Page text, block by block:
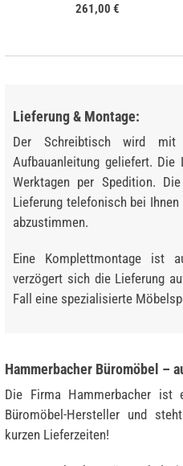
261,00 €
Lieferung & Montage:
Der Schreibtisch wird mit
Aufbauanleitung geliefert.
Werktagen per Spedition.
Lieferung telefonisch bei
abzustimmen.
Eine Komplettmontage ist
verzögert sich die Lieferung
Fall eine spezialisierte
Hammerbacher Büromöbel –
Die Firma Hammerbacher ist
Büromöbel-Hersteller und
kurzen Lieferzeiten!